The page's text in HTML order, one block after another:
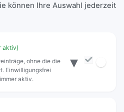
können Ihre Auswahl jederzeit
aktiv)
ohne die die
Einwilligungsfrei
aktiv.
▾